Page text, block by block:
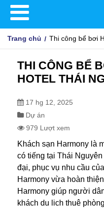
Trang chủ Thi công bể bơi
THI CÔNG BỂ
HOTEL THÁI
17 hg 12, 2025
Dự án
979 Lượt xem
Khách sạn Harmony là
có tiếng tại Thái
đại, phục vụ nhu cầu
Harmony vừa hoàn
Harmony giúp người
khách du lich thuê